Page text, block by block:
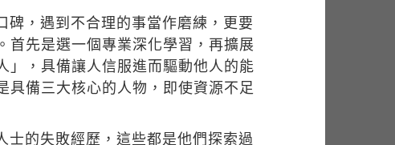
，遇到不合理的事當作磨練，更要
首先是選一個專業深化學習，再擴展
」，具備讓人信服進而驅動他人的能
備三大核心的人物，即使資源不足
的失敗經歷，這些都是他們探索過